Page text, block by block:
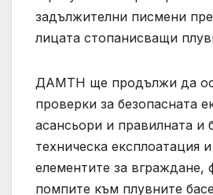
задължителни писмени
лицата стопанисващи
ДАМТН ще продължи да
проверки за безопасната
асансьори и правилната и
техническа експлоатация
елементите за вграждане,
помпите към плувните